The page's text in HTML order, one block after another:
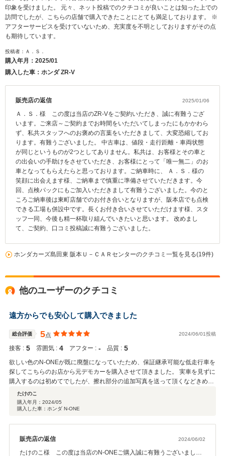
印象を受けました。 元々、ネット投稿でのクチコミが良いことは知った上での
訪問でしたが、こちらの店舗で購入できたことにとても満足しております。 ※
アフターサービスを受けていないため、充実度を不明としておりますがその点
も期待しています。
投稿者：Ａ．Ｓ．
購入年月： 2025/01
購入した車：ホンダ ZR-V
販売店の返信 2025/01/06
Ａ．Ｓ．様 この度は当店のZR-Vをご契約いただき、誠に有難うござ
います。ご来店～ご契約までお時間をいただいてしまったにもかかわら
ず、私共スタッフへのお褒めの言葉をいただきまして、大変恐縮してお
ります。有難うございました。 中古車は、値段・走行距離・車両状態
が同じというものが2つとしてありません。私共は、お客様とその車と
の出会いの手助けをさせていただき、お客様にとって「唯一無二」のお
車となってもらえたらと思っております。ご納車時に、 Ａ．Ｓ．様の
笑顔に出会えます様、ご納車まで慎重に準備させていただきます。今
回、点検パックにもご加入いただきまして有難うございました。今のと
ころご納車後は東町店舗でのお付き合いとなりますが、阪本店でも点検
できる工場も併設中です。長くお付き合いさせていただけます様、スタ
ッフ一同、今後も精一杯取り組んでいきたいと思います。 改めまし
て、ご契約、口コミ投稿誠に有難うございました。
ホンダカーズ島田東 阪本Ｕ－ＣＡＲセンターのクチコミ一覧を見る(19件)
他のユーザーのクチコミ
遠方からでも安心して購入できました
総合評価 5点 2024/06/01投稿
接客 : 5 雰囲気 : 4 アフター : ‐ 品質 : 5
欲しい色のN-ONEが既に廃盤になっていたため、保証継承可能な低走行車を
探してこちらのお店から元デモカーを購入させて頂きました。 実車を見ずに
購入するのは初めてでしたが、擦れ部分の追加写真を送って頂くなどきめ細
やかに対応頂き安心して購入することができました。陸送費用を抑えるため
に引き取りに伺いましたが、スタッフの皆さんもフレンドリーで親しみやす
いお店だと感じました。もちろん車のコンディションもバッチリでした！
たけのこ
購入年月： 2024/05
購入した車：ホンダ N-ONE
販売店の返信 2024/06/02
たけのこ様 この度は当店のN-ONEご購入誠に有難うございまし